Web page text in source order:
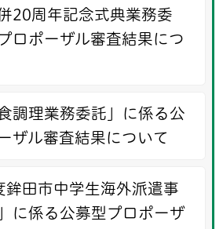
20周年記念式典業務委
ロポーザル審査結果につ
調理業務委託」に係る公
ザル審査結果について
鉾田市中学生海外派遣事
に係る公募型プロポーザ